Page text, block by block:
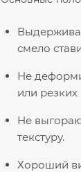
смело
Не
или
Не
текстуру.
Хороший